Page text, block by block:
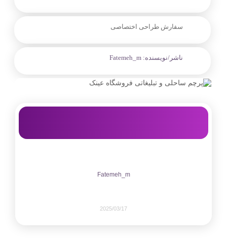
سفارش طراحی اختصاصی
ناشر/نویسنده: Fatemeh_m
Fatemeh_m
2025/03/17